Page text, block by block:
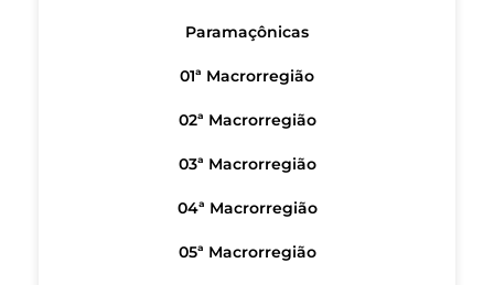
Paramaçônicas
01ª Macrorregião
02ª Macrorregião
03ª Macrorregião
04ª Macrorregião
05ª Macrorregião